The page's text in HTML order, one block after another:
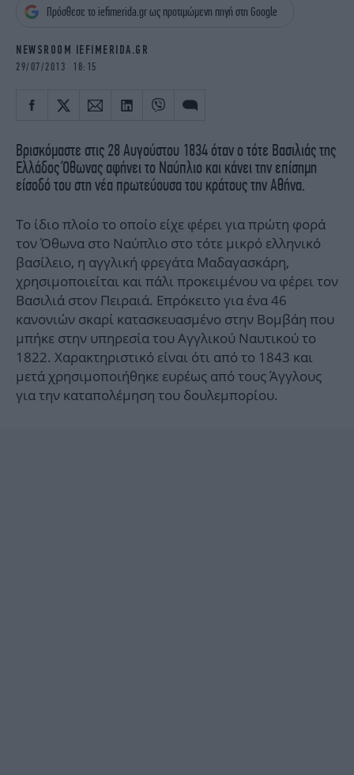
iBOOKS
ΖΩΔΙΑ
MEDIA
NEWSLETTER
Πρόσθεσε το iefimerida.gr ως προτιμώμενη πηγή στη Google
NEWSROOM IEFIMERIDA.GR
29/07/2013 18:15
Βρισκόμαστε στις 28 Αυγούστου 1834 όταν ο τότε Βασιλιάς της
Ελλάδος Όθωνας αφήνει το Ναύπλιο και κάνει την επίσημη
είσοδό του στη νέα πρωτεύουσα του κράτους την Αθήνα.
Το ίδιο πλοίο το οποίο είχε φέρει για πρώτη φορά
τον Όθωνα στο Ναύπλιο στο τότε μικρό ελληνικό
βασίλειο, η αγγλική φρεγάτα Μαδαγασκάρη,
χρησιμοποιείται και πάλι προκειμένου να φέρει τον
Βασιλιά στον Πειραιά. Επρόκειτο για ένα 46
κανονιών σκαρί κατασκευασμένο στην Βομβάη που
μπήκε στην υπηρεσία του Αγγλικού Ναυτικού το
1822. Χαρακτηριστικό είναι ότι από το 1843 και
μετά χρησιμοποιήθηκε ευρέως από τους Άγγλους
για την καταπολέμηση του δουλεμπορίου.